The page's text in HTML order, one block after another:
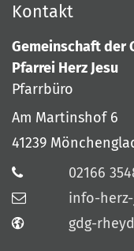
Kontakt
Gemeinschaft der
Pfarrei Herz Jesu
Pfarrbüro
Am Martinshof 6
41239
02166
info-
gdg-